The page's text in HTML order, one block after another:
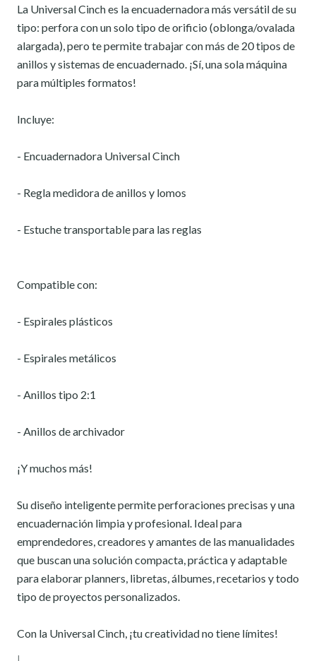
La Universal Cinch es la encuadernadora más versátil de su
tipo: perfora con un solo tipo de orificio (oblonga/ovalada
alargada), pero te permite trabajar con más de 20 tipos de
anillos y sistemas de encuadernado. ¡Sí, una sola máquina
para múltiples formatos!
Incluye:
- Encuadernadora Universal Cinch
- Regla medidora de anillos y lomos
- Estuche transportable para las reglas
Compatible con:
- Espirales plásticos
- Espirales metálicos
- Anillos tipo 2:1
- Anillos de archivador
¡Y muchos más!
Su diseño inteligente permite perforaciones precisas y una
encuadernación limpia y profesional. Ideal para
emprendedores, creadores y amantes de las manualidades
que buscan una solución compacta, práctica y adaptable
para elaborar planners, libretas, álbumes, recetarios y todo
tipo de proyectos personalizados.
Con la Universal Cinch, ¡tu creatividad no tiene límites!